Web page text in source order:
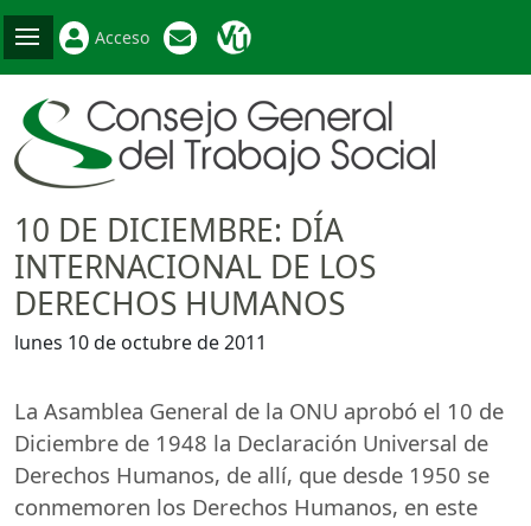
Acceso
10 DE DICIEMBRE: DÍA
INTERNACIONAL DE LOS
DERECHOS HUMANOS
lunes 10 de octubre de 2011
La Asamblea General de la ONU aprobó el 10 de
Diciembre de 1948 la Declaración Universal de
Derechos Humanos, de allí, que desde 1950 se
conmemoren los Derechos Humanos, en este